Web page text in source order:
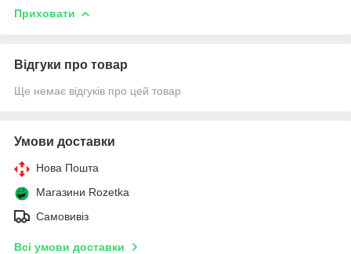
Приховати
Відгуки про товар
Ще немає відгуків про цей товар
Умови доставки
Нова Пошта
Магазини Rozetka
Самовивіз
Всі умови доставки